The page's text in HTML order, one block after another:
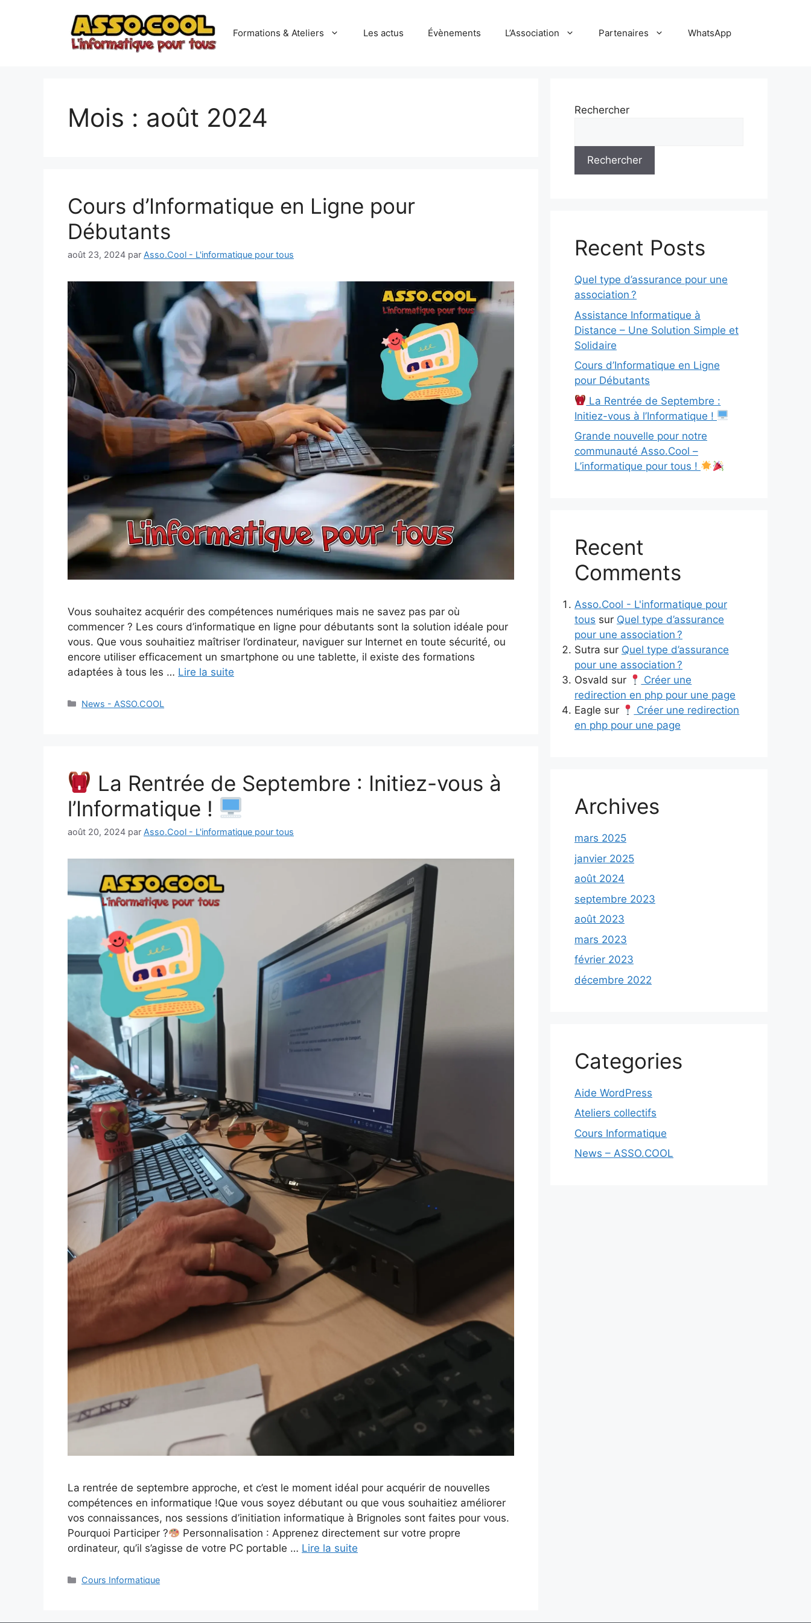
Formations & Ateliers Les actus Évènements L’Association Partenaires WhatsApp
Mois : août 2024
Cours d’Informatique en Ligne pour
Débutants
août 23, 2024 par Asso.Cool - L'informatique pour tous
Vous souhaitez acquérir des compétences numériques mais ne savez pas par où
commencer ? Les cours d’informatique en ligne pour débutants sont la solution idéale pour
vous. Que vous souhaitiez maîtriser l’ordinateur, naviguer sur Internet en toute sécurité, ou
encore utiliser efficacement un smartphone ou une tablette, il existe des formations
adaptées à tous les … Lire la suite
News - ASSO.COOL
La Rentrée de Septembre : Initiez-vous à
l’Informatique !
août 20, 2024 par Asso.Cool - L'informatique pour tous
La rentrée de septembre approche, et c’est le moment idéal pour acquérir de nouvelles
compétences en informatique !Que vous soyez débutant ou que vous souhaitiez améliorer
vos connaissances, nos sessions d’initiation informatique à Brignoles sont faites pour vous.
Pourquoi Participer ?
Personnalisation : Apprenez directement sur votre propre
ordinateur, qu’il s’agisse de votre PC portable … Lire la suite
Cours Informatique
Rechercher
Rechercher
Recent Posts
Quel type d’assurance pour une
association ?
Assistance Informatique à
Distance – Une Solution Simple et
Solidaire
Cours d’Informatique en Ligne
pour Débutants
La Rentrée de Septembre :
Initiez-vous à l’Informatique !
Grande nouvelle pour notre
communauté Asso.Cool –
L’informatique pour tous !
Recent
Comments
Asso.Cool - L'informatique pour
tous sur Quel type d’assurance
pour une association ?
Sutra sur Quel type d’assurance
pour une association ?
Osvald sur
Créer une
redirection en php pour une page
Eagle sur
Créer une redirection
en php pour une page
Archives
mars 2025
janvier 2025
août 2024
septembre 2023
août 2023
mars 2023
février 2023
décembre 2022
Categories
Aide WordPress
Ateliers collectifs
Cours Informatique
News – ASSO.COOL